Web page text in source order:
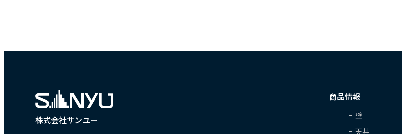
株式会社サンユー
商品情報
壁
天井